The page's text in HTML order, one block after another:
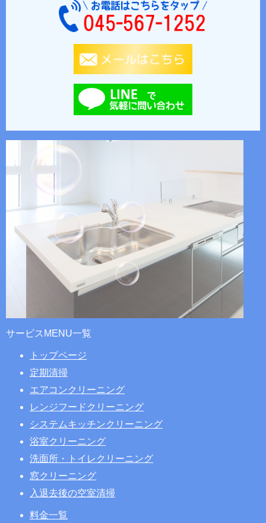
サービスMENU一覧
トップページ
定期清掃
エアコンクリーニング
レンジフードクリーニング
システムキッチンクリーニング
浴室クリーニング
洗面所・トイレクリーニング
窓クリーニング
入退去後の空室清掃
料金一覧